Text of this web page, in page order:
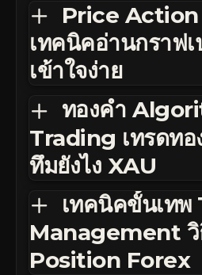
Price Action
เทคนิคอ่านกราฟ
เข้าใจง่าย
ทองคำ
Trading เทรดทอ
ทึมยังไง XAU
เทคนิคขั้นเทพ
Management วิ
Position Forex